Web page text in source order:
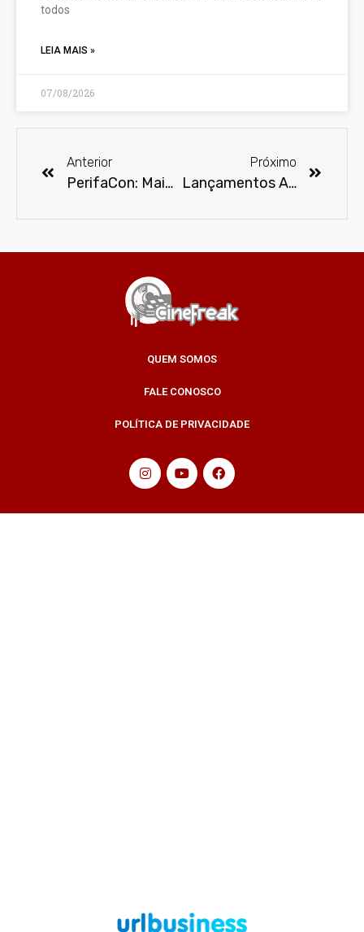
todos
LEIA MAIS »
07/08/2026
Anterior
PerifaCon: Maior convenção nerd das favelas abre caminhos para a cultura periférica na CCXP
Próximo
Lançamentos Amazon Prime Vídeo em dezembro de 2022
QUEM SOMOS
FALE CONOSCO
POLÍTICA DE PRIVACIDADE